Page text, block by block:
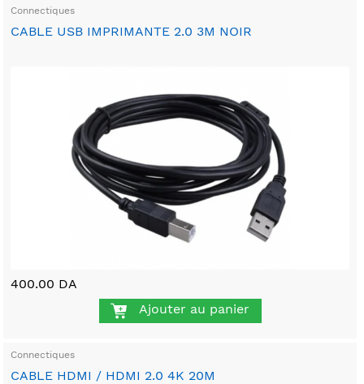
Connectiques
CABLE USB IMPRIMANTE 2.0 3M NOIR
400.00 DA
Ajouter au panier
Connectiques
CABLE HDMI / HDMI 2.0 4K 20M